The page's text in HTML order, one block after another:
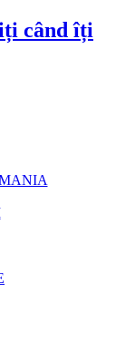
când îți